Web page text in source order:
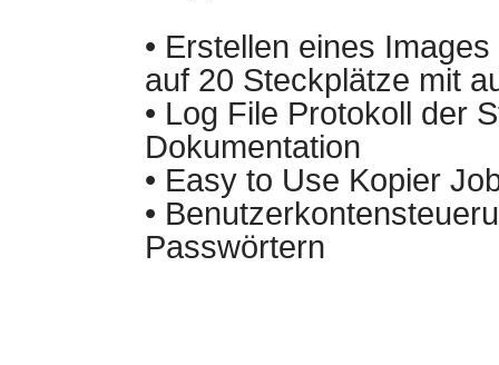
• Erstellen eines
auf 20 Steckplätze mit
• Log File Protokoll der
Dokumentation
• Easy to Use Kopier
•
Passwörtern